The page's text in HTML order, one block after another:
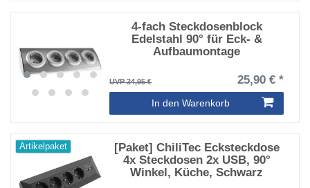
4-fach Steckdosenblock
Edelstahl 90° für Eck- &
Aufbaumontage
UVP 34,95 € 25,90 € *
In den Warenkorb
Artikelpaket
[Paket] ChiliTec Ecksteckdose
4x Steckdosen 2x USB, 90°
Winkel, Küche, Schwarz